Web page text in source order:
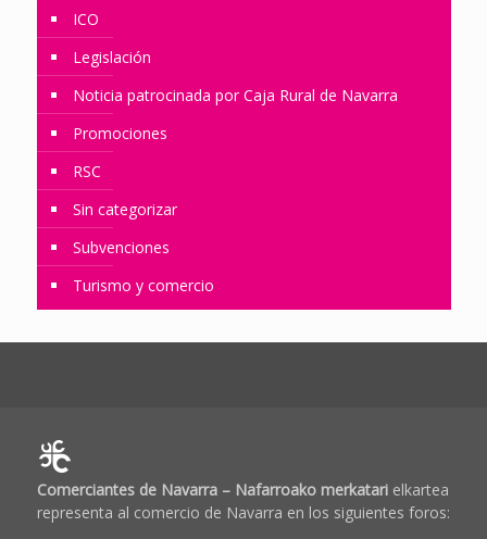
ICO
Legislación
Noticia patrocinada por Caja Rural de Navarra
Promociones
RSC
Sin categorizar
Subvenciones
Turismo y comercio
Comerciantes de Navarra – Nafarroako merkatarielkartea
representa al comercio de Navarra en los siguientes foros: